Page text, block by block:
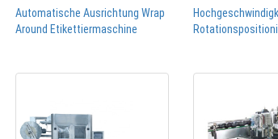
Automatische Ausrichtung Wrap
Around Etikettiermaschine